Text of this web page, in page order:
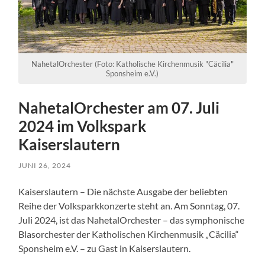
NahetalOrchester (Foto: Katholische Kirchenmusik "Cäcilia"
Sponsheim e.V.)
NahetalOrchester am 07. Juli
2024 im Volkspark
Kaiserslautern
JUNI 26, 2024
Kaiserslautern – Die nächste Ausgabe der beliebten
Reihe der Volksparkkonzerte steht an. Am Sonntag, 07.
Juli 2024, ist das NahetalOrchester – das symphonische
Blasorchester der Katholischen Kirchenmusik „Cäcilia“
Sponsheim e.V. – zu Gast in Kaiserslautern.